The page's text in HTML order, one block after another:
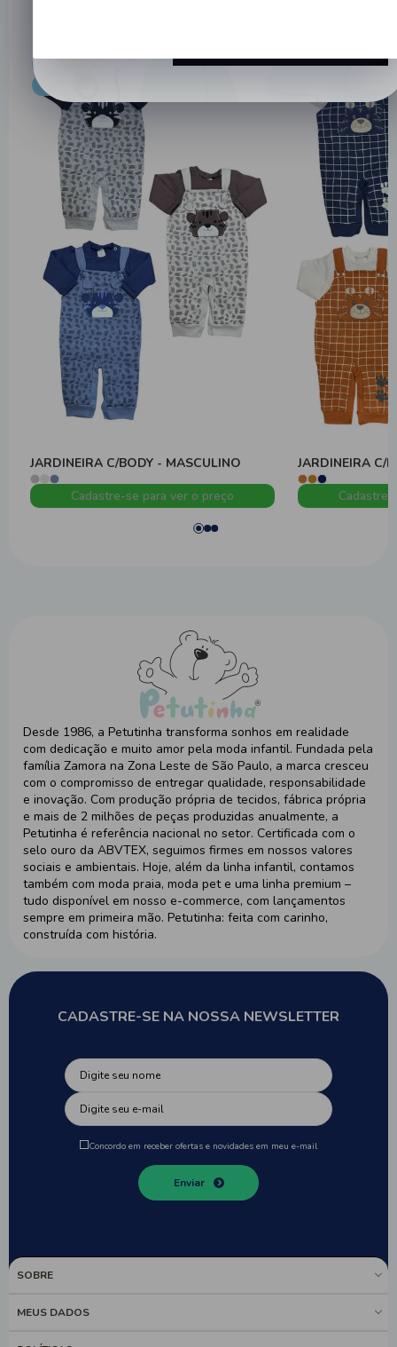
PREÇO DE FÁBRICA
JARDINEIRA C/BODY - MASCULINO
Cadastre-se para ver o preço
ATACADO
JARDINEIRA C/
Desde 1986, a Petutinha transforma sonhos em realidade
com dedicação e muito amor pela moda infantil. Fundada pela
família Zamora na Zona Leste de São Paulo, a marca cresceu
com o compromisso de entregar qualidade, responsabilidade
e inovação. Com produção própria de tecidos, fábrica própria
e mais de 2 milhões de peças produzidas anualmente, a
Petutinha é referência nacional no setor. Certificada com o
selo ouro da ABVTEX, seguimos firmes em nossos valores
sociais e ambientais. Hoje, além da linha infantil, contamos
também com moda praia, moda pet e uma linha premium –
tudo disponível em nosso e-commerce, com lançamentos
sempre em primeira mão. Petutinha: feita com carinho,
construída com história.
CADASTRE-SE NA NOSSA NEWSLETTER
Enviar
Concordo em receber ofertas e novidades em meu e-mail
SOBRE
MEUS DADOS